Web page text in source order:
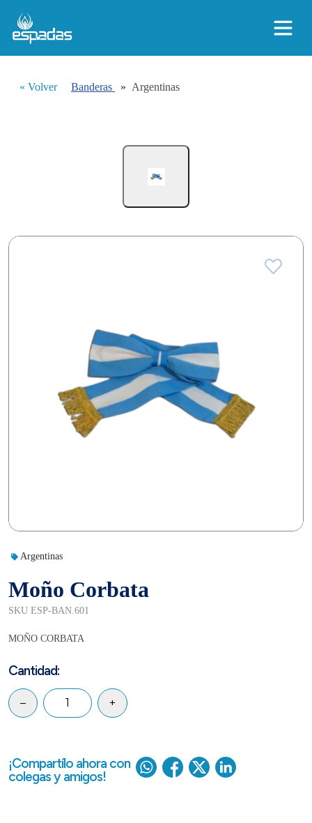
« Volver Banderas » Argentinas
Argentinas
Moño Corbata
SKU ESP-BAN.601
MOÑO CORBATA
Cantidad:
– +
¡Compartílo ahora con
colegas y amigos!